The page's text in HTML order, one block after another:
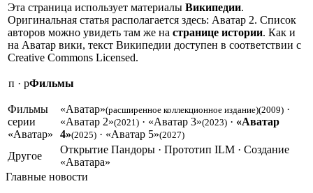
Эта страница использует материалы Википедии.
Оригинальная статья располагается здесь: Аватар 2. Список
авторов можно увидеть там же на странице истории. Как и
на Аватар вики, текст Википедии доступен в соответствии с
Creative Commons Licensed.
п · рФильмы
Фильмы
серии
«Аватар»
«Аватар»(расширенное коллекционное издание)(2009) ·
«Аватар 2»(2021) · «Аватар 3»(2023) · «Аватар
4»(2025) · «Аватар 5»(2027)
Другое
Открытие Пандоры · Прототип ILM · Создание
«Аватара»
Главные новости